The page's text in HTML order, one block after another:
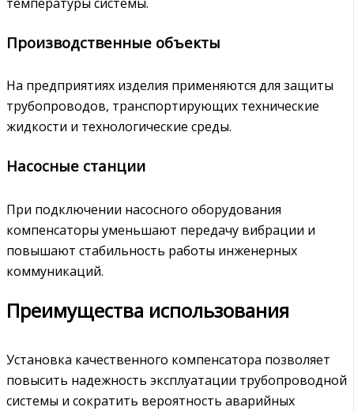
Производственные объекты
На предприятиях изделия применяются для защиты
трубопроводов, транспортирующих технические
жидкости и технологические среды.
Насосные станции
При подключении насосного оборудования
компенсаторы уменьшают передачу вибрации и
повышают стабильность работы инженерных
коммуникаций.
Преимущества использования
Установка качественного компенсатора позволяет
повысить надежность эксплуатации трубопроводной
системы и сократить вероятность аварийных